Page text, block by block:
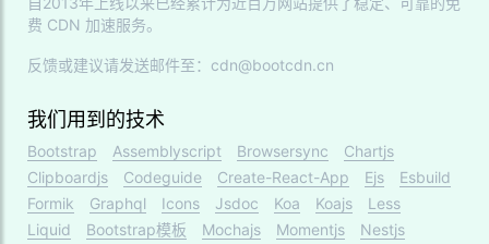
费 CDN 加速服务。
反馈或建议请发送邮件至：cdn@bootcdn.cn
我们用到的技术
Bootstrap Assemblyscript Browsersync
Chartjs
Clipboardjs
Codeguide Create-React-App Ejs
Esbuild
Formik
Graphql Icons Jsdoc Koa Koajs
Less
Liquid
Bootstrap模板 Mochajs Momentjs
Nestjs